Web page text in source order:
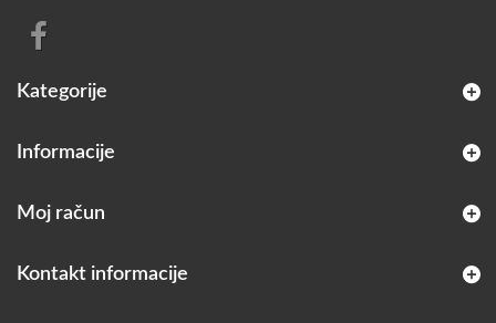
Kategorije
Informacije
Moj račun
Kontakt informacije